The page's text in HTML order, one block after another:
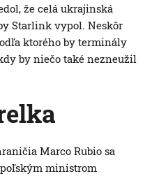
že celá ukrajinská
Starlink vypol. Neskôr
ktorého by terminály
by niečo také nezneužil
Marco Rubio sa
ministrom